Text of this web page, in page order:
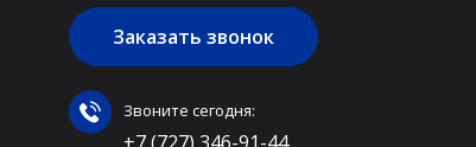
Заказать звонок
Звоните сегодня: